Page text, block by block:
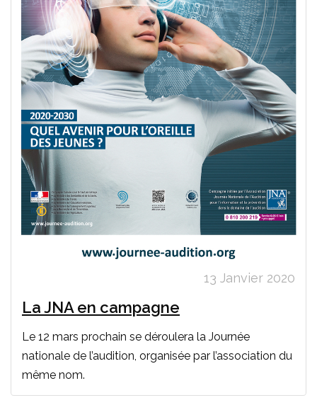
13 Janvier 2020
La JNA en campagne
Le 12 mars prochain se déroulera la Journée
nationale de l’audition, organisée par l’association du
même nom.